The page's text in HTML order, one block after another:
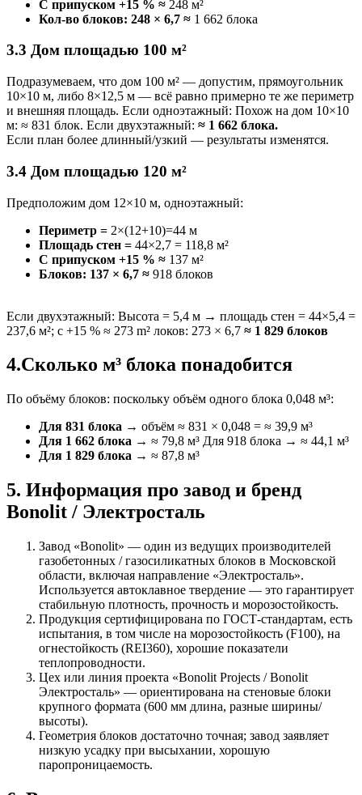
С припуском +15 % ≈ 248 м²
Кол-во блоков: 248 × 6,7 ≈ 1 662 блока
3.3 Дом площадью 100 м²
Подразумеваем, что дом 100 м² — допустим, прямоугольник
10×10 м, либо 8×12,5 м — всё равно примерно те же периметр
и внешняя площадь. Если одноэтажный: Похож на дом 10×10
м: ≈ 831 блок. Если двухэтажный: ≈ 1 662 блока.
Если план более длинный/узкий — результаты изменятся.
3.4 Дом площадью 120 м²
Предположим дом 12×10 м, одноэтажный:
Периметр = 2×(12+10)=44 м
Площадь стен = 44×2,7 = 118,8 м²
С припуском +15 % ≈ 137 м²
Блоков: 137 × 6,7 ≈ 918 блоков
Если двухэтажный: Высота = 5,4 м → площадь стен = 44×5,4 =
237,6 м²; с +15 % ≈ 273 m² локов: 273 × 6,7 ≈ 1 829 блоков
4.Сколько м³ блока понадобится
По объёму блоков: поскольку объём одного блока 0,048 м³:
Для 831 блока → объём ≈ 831 × 0,048 = ≈ 39,9 м³
Для 1 662 блока → ≈ 79,8 м³ Для 918 блока → ≈ 44,1 м³
Для 1 829 блока → ≈ 87,8 м³
5. Информация про завод и бренд
Bonolit / Электросталь
Завод «Bonolit» — один из ведущих производителей
газобетонных / газосиликатных блоков в Московской
области, включая направление «Электросталь».
Используется автоклавное твердение — это гарантирует
стабильную плотность, прочность и морозостойкость.
Продукция сертифицирована по ГОСТ‑стандартам, есть
испытания, в том числе на морозостойкость (F100), на
огнестойкость (REI360), хорошие показатели
теплопроводности.
Цех или линия проекта «Bonolit Projects / Bonolit
Электросталь» — ориентирована на стеновые блоки
крупного формата (600 мм длина, разные ширины/
высоты).
Геометрия блоков достаточно точная; завод заявляет
низкую усадку при высыхании, хорошую
паропроницаемость.